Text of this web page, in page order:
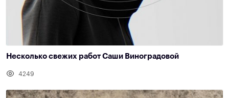
Несколько свежих работ Саши Виноградовой
4249